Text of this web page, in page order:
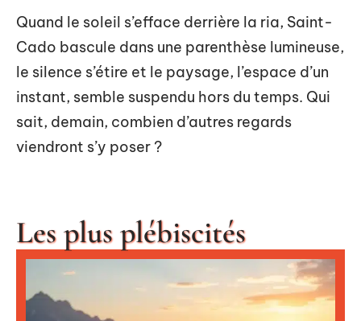
Quand le soleil s’efface derrière la ria, Saint-
Cado bascule dans une parenthèse lumineuse,
le silence s’étire et le paysage, l’espace d’un
instant, semble suspendu hors du temps. Qui
sait, demain, combien d’autres regards
viendront s’y poser ?
Les plus plébiscités